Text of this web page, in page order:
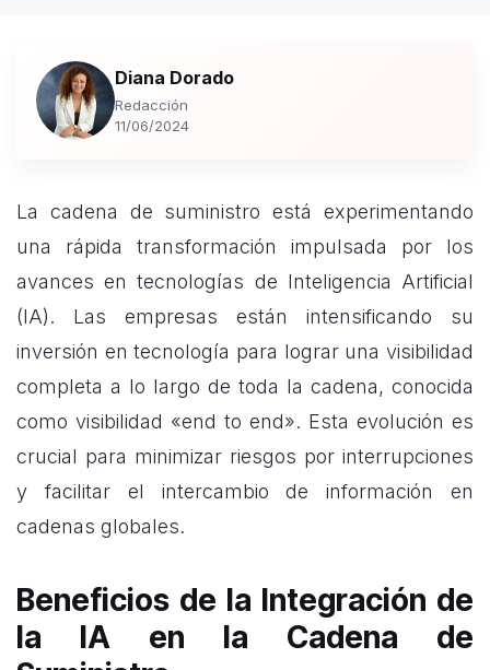
Diana Dorado
Redacción
11/06/2024
La cadena de suministro está experimentando
una rápida transformación impulsada por los
avances en tecnologías de Inteligencia Artificial
(IA). Las empresas están intensificando su
inversión en tecnología para lograr una visibilidad
completa a lo largo de toda la cadena, conocida
como visibilidad «end to end». Esta evolución es
crucial para minimizar riesgos por interrupciones
y facilitar el intercambio de información en
cadenas globales.
Beneficios de la Integración de
la IA en la Cadena de